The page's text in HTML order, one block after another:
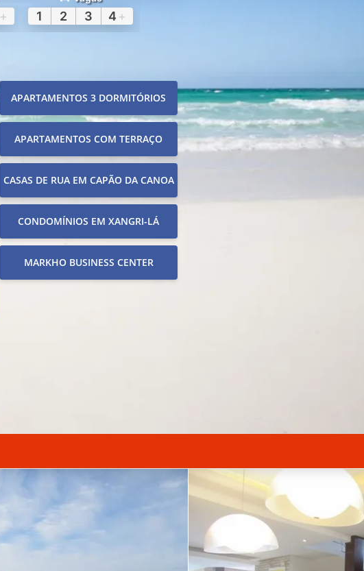
+ 1 2 3 4 +
APARTAMENTOS 3 DORMITÓRIOS
APARTAMENTOS COM TERRAÇO
CASAS DE RUA EM CAPÃO DA CANOA
CONDOMÍNIOS EM XANGRI-LÁ
MARKHO BUSINESS CENTER